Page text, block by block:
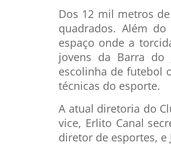
Dos 12 mil metros
quadrados. Além
espaço onde a
jovens da Barra do
escolinha de futebol
técnicas do esporte.
A atual diretoria do
vice, Erlito Canal
diretor de esportes, e